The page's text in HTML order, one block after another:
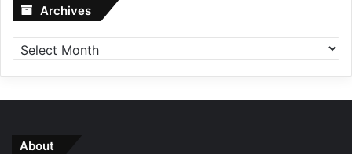
Archives Archives
About